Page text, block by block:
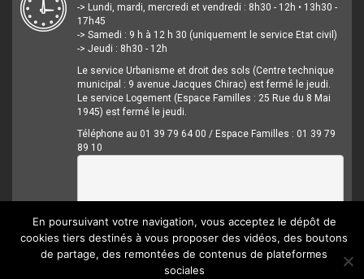
-> Lundi, mardi, mercredi et vendredi : 8h30 - 12h • 13h30 -
17h45
-> Samedi : 9 h à 12 h 30 (uniquement le service Etat civil)
-> Jeudi : 8h30 - 12h
Le service Urbanisme et droit des sols (Centre technique
municipal : 9 avenue Jacques Chirac) est fermé le jeudi.
Le service Logement (Espace Familles : 25 Rue du 8 Mai
1945) est fermé le jeudi.
Téléphone au 01 39 79 64 00 / Espace Familles : 01 39 79
89 10
En poursuivant votre navigation, vous acceptez le dépôt de
cookies tiers destinés à vous proposer des vidéos, des boutons
de partage, des remontées de contenus de plateformes
sociales